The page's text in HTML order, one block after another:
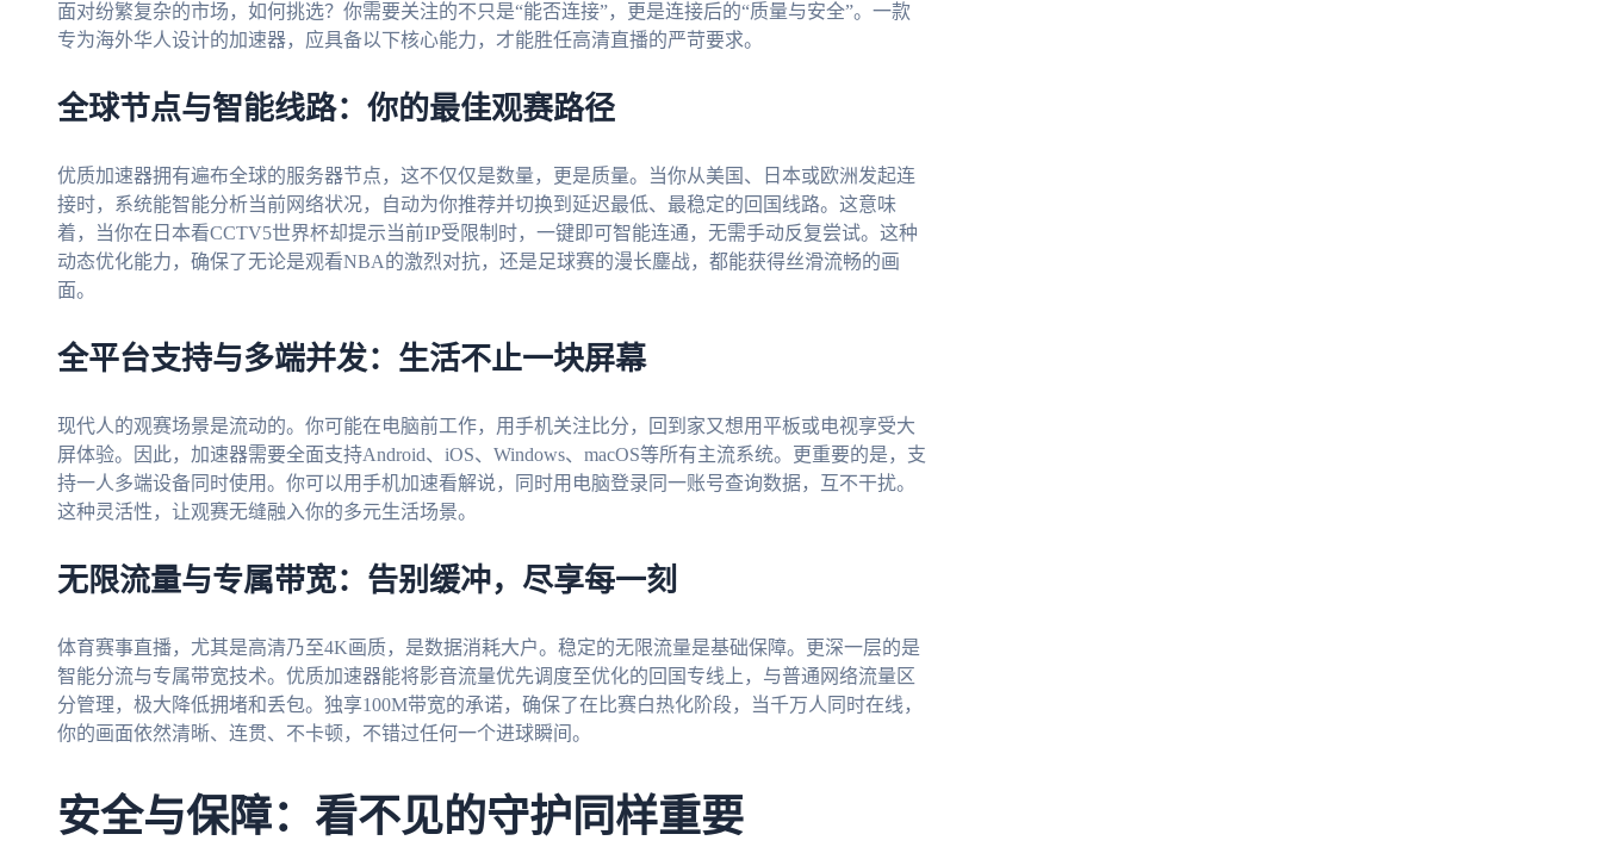
面对纷繁复杂的市场，如何挑选？你需要关注的不只是“能否连接”，更是连接后的“质量与安全”。一款
专为海外华人设计的加速器，应具备以下核心能力，才能胜任高清直播的严苛要求。
全球节点与智能线路：你的最佳观赛路径
优质加速器拥有遍布全球的服务器节点，这不仅仅是数量，更是质量。当你从美国、日本或欧洲发起连
接时，系统能智能分析当前网络状况，自动为你推荐并切换到延迟最低、最稳定的回国线路。这意味
着，当你在日本看CCTV5世界杯却提示当前IP受限制时，一键即可智能连通，无需手动反复尝试。这种
动态优化能力，确保了无论是观看NBA的激烈对抗，还是足球赛的漫长鏖战，都能获得丝滑流畅的画
面。
全平台支持与多端并发：生活不止一块屏幕
现代人的观赛场景是流动的。你可能在电脑前工作，用手机关注比分，回到家又想用平板或电视享受大
屏体验。因此，加速器需要全面支持Android、iOS、Windows、macOS等所有主流系统。更重要的是，支
持一人多端设备同时使用。你可以用手机加速看解说，同时用电脑登录同一账号查询数据，互不干扰。
这种灵活性，让观赛无缝融入你的多元生活场景。
无限流量与专属带宽：告别缓冲，尽享每一刻
体育赛事直播，尤其是高清乃至4K画质，是数据消耗大户。稳定的无限流量是基础保障。更深一层的是
智能分流与专属带宽技术。优质加速器能将影音流量优先调度至优化的回国专线上，与普通网络流量区
分管理，极大降低拥堵和丢包。独享100M带宽的承诺，确保了在比赛白热化阶段，当千万人同时在线，
你的画面依然清晰、连贯、不卡顿，不错过任何一个进球瞬间。
安全与保障：看不见的守护同样重要